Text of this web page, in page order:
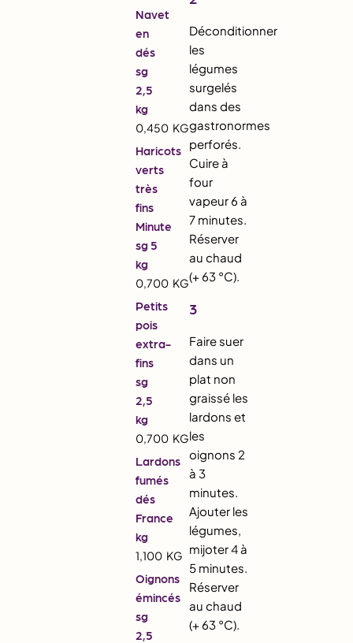
Navet
en
dés
sg
2,5
kg
0,450 KG
Haricots
verts
très
fins
Minute
sg 5
kg
0,700 KG
Petits
pois
extra-
fins
sg
2,5
kg
0,700 KG
Lardons
fumés
dés
France
kg
1,100 KG
Oignons
émincés
sg
2,5
Déconditionner
les
légumes
surgelés
dans des
gastronormes
perforés.
Cuire à
four
vapeur 6 à
7 minutes.
Réserver
au chaud
(+ 63 °C).
3
Faire suer
dans un
plat non
graissé les
lardons et
les
oignons 2
à 3
minutes.
Ajouter les
légumes,
mijoter 4 à
5 minutes.
Réserver
au chaud
(+ 63 °C).